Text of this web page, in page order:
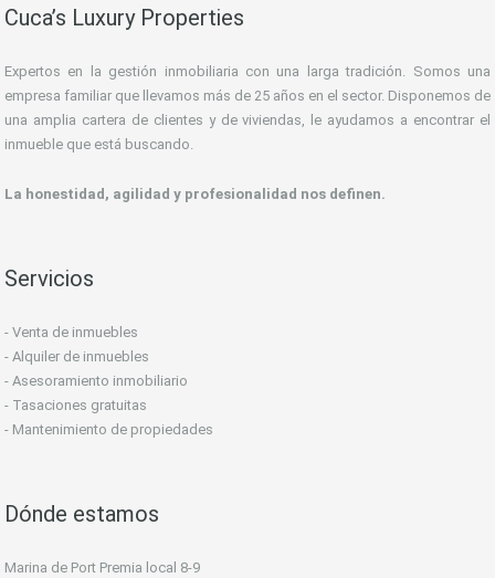
Cuca’s Luxury Properties
Expertos en la gestión inmobiliaria con una larga tradición. Somos una
empresa familiar que llevamos más de 25 años en el sector. Disponemos de
una amplia cartera de clientes y de viviendas, le ayudamos a encontrar el
inmueble que está buscando.
La honestidad, agilidad y profesionalidad nos definen.
Servicios
- Venta de inmuebles
- Alquiler de inmuebles
- Asesoramiento inmobiliario
- Tasaciones gratuitas
- Mantenimiento de propiedades
Dónde estamos
Marina de Port Premia local 8-9